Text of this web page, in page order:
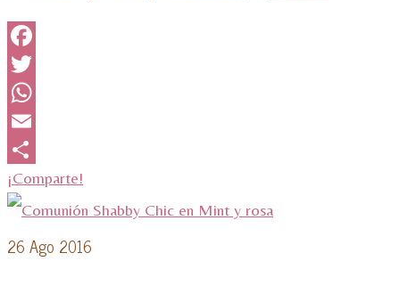
Facebook
Twitter
WhatsApp
Email
¡Comparte!
26 Ago 2016